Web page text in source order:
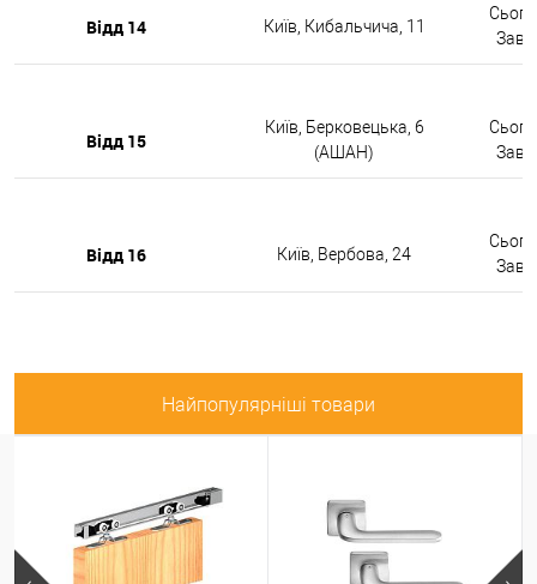
Відд 14 Київ, Кибальчича, 11
Відд 15
Київ, Берковецька, 6
(АШАН)
Відд 16 Київ, Вербова, 24
Найпопулярніші товари